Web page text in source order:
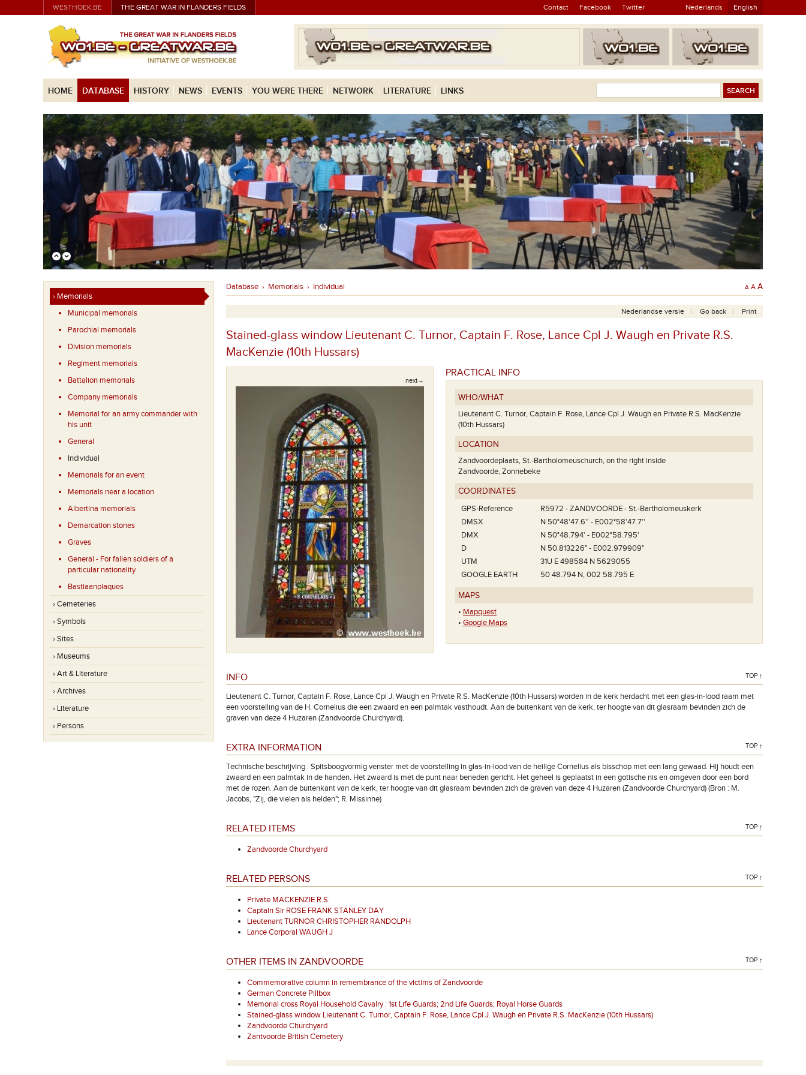
WESTHOEK.BE THE GREAT WAR IN FLANDERS FIELDS Contact Facebook Twitter Nederlands English
HOME DATABASE HISTORY NEWS EVENTS YOU WERE THERE NETWORK LITERATURE LINKS
› Memorials
Municipal memorials
Parochial memorials
Division memorials
Regiment memorials
Battalion memorials
Company memorials
Memorial for an army commander with
his unit
General
Individual
Memorials for an event
Memorials near a location
Albertina memorials
Demarcation stones
Graves
General - For fallen soldiers of a
particular nationality
Bastiaanplaques
› Cemeteries
› Symbols
› Sites
› Museums
› Art & Literature
› Archives
› Literature
› Persons
Database › Memorials › Individual A A A
Nederlandse versie Go back Print
Stained-glass window Lieutenant C. Turnor, Captain F. Rose, Lance Cpl J. Waugh en Private R.S.
MacKenzie (10th Hussars)
next→
PRACTICAL INFO
WHO/WHAT
Lieutenant C. Turnor, Captain F. Rose, Lance Cpl J. Waugh en Private R.S. MacKenzie
(10th Hussars)
LOCATION
Zandvoordeplaats, St.-Bartholomeuschurch, on the right inside
Zandvoorde, Zonnebeke
COORDINATES
GPS-Reference
R5972 - ZANDVOORDE - St.-Bartholomeuskerk
DMSX
N 50°48'47.6'' - E002°58'47.7''
DMX
N 50°48.794' - E002°58.795'
D
N 50.813226° - E002.979909°
UTM
31U E 498584 N 5629055
GOOGLE EARTH
50 48.794 N, 002 58.795 E
MAPS
• Mapquest
• Google Maps
INFO TOP ↑
Lieutenant C. Turnor, Captain F. Rose, Lance Cpl J. Waugh en Private R.S. MacKenzie (10th Hussars) worden in de kerk herdacht met een glas-in-lood raam met
een voorstelling van de H. Cornelius die een zwaard en een palmtak vasthoudt. Aan de buitenkant van de kerk, ter hoogte van dit glasraam bevinden zich de
graven van deze 4 Huzaren (Zandvoorde Churchyard).
EXTRA INFORMATION TOP ↑
Technische beschrijving : Spitsboogvormig venster met de voorstelling in glas-in-lood van de heilige Cornelius als bisschop met een lang gewaad. Hij houdt een
zwaard en een palmtak in de handen. Het zwaard is met de punt naar beneden gericht. Het geheel is geplaatst in een gotische nis en omgeven door een bord
met de rozen. Aan de buitenkant van de kerk, ter hoogte van dit glasraam bevinden zich de graven van deze 4 Huzaren (Zandvoorde Churchyard) (Bron : M.
Jacobs, "Zij, die vielen als helden"; R. Missinne)
RELATED ITEMS TOP ↑
Zandvoorde Churchyard
RELATED PERSONS TOP ↑
Private MACKENZIE R.S.
Captain Sir ROSE FRANK STANLEY DAY
Lieutenant TURNOR CHRISTOPHER RANDOLPH
Lance Corporal WAUGH J
OTHER ITEMS IN ZANDVOORDE TOP ↑
Commemorative column in remembrance of the victims of Zandvoorde
German Concrete Pillbox
Memorial cross Royal Household Cavalry : 1st Life Guards; 2nd Life Guards; Royal Horse Guards
Stained-glass window Lieutenant C. Turnor, Captain F. Rose, Lance Cpl J. Waugh en Private R.S. MacKenzie (10th Hussars)
Zandvoorde Churchyard
Zantvoorde British Cemetery